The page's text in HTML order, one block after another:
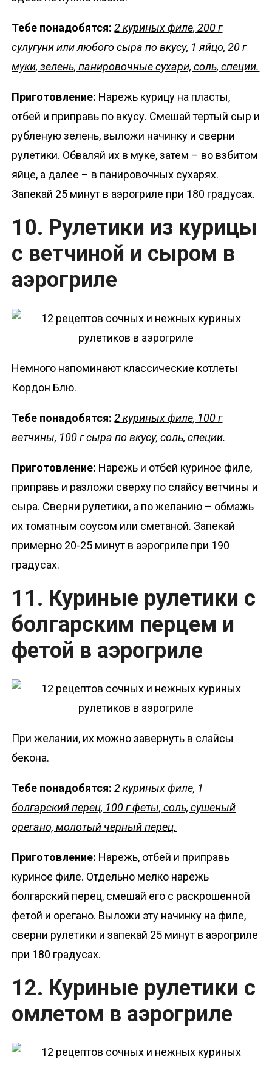
Тебе понадобятся:2 куриных филе, 200 г
сулугуни или любого сыра по вкусу, 1 яйцо, 20 г
муки, зелень, панировочные сухари, соль, специи.
Приготовление: Нарежь курицу на пласты,
отбей и приправь по вкусу. Смешай тертый сыр и
рубленую зелень, выложи начинку и сверни
рулетики. Обваляй их в муке, затем – во взбитом
яйце, а далее – в панировочных сухарях.
Запекай 25 минут в аэрогриле при 180 градусах.
10. Рулетики из курицы
с ветчиной и сыром в
аэрогриле
Немного напоминают классические котлеты
Кордон Блю.
Тебе понадобятся:2 куриных филе, 100 г
ветчины, 100 г сыра по вкусу, соль, специи.
Приготовление: Нарежь и отбей куриное филе,
приправь и разложи сверху по слайсу ветчины и
сыра. Сверни рулетики, а по желанию – обмажь
их томатным соусом или сметаной. Запекай
примерно 20-25 минут в аэрогриле при 190
градусах.
11. Куриные рулетики с
болгарским перцем и
фетой в аэрогриле
При желании, их можно завернуть в слайсы
бекона.
Тебе понадобятся:2 куриных филе, 1
болгарский перец, 100 г феты, соль, сушеный
орегано, молотый черный перец.
Приготовление: Нарежь, отбей и приправь
куриное филе. Отдельно мелко нарежь
болгарский перец, смешай его с раскрошенной
фетой и орегано. Выложи эту начинку на филе,
сверни рулетики и запекай 25 минут в аэрогриле
при 180 градусах.
12. Куриные рулетики с
омлетом в аэрогриле